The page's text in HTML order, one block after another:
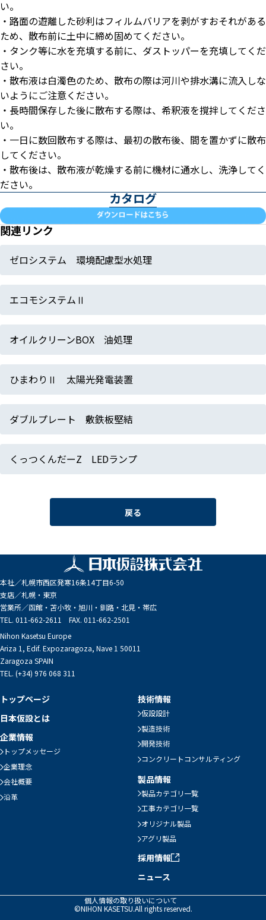
い。
・路面の遊離した砂利はフィルムバリアを剥がすおそれがある
ため、散布前に土中に締め固めてください。
・タンク等に水を充填する前に、ダストッパーを充填してくだ
さい。
・散布液は白濁色のため、散布の際は河川や排水溝に流入しな
いようにご注意ください。
・長時間保存した後に散布する際は、希釈液を撹拌してくださ
い。
・一日に数回散布する際は、最初の散布後、間を置かずに散布
してください。
・散布後は、散布液が乾燥する前に機材に通水し、洗浄してく
ださい。
カタログ
関連リンク
ゼロシステム 環境配慮型水処理
エコモシステムⅡ
オイルクリーンBOX 油処理
ひまわりⅡ 太陽光発電装置
ダブルプレート 敷鉄板堅結
くっつくんだーZ LEDランプ
戻る
本社／札幌市西区発寒16条14丁目6-50
支店／札幌・東京
営業所／函館・苫小牧・旭川・釧路・北見・帯広
TEL. 011-662-2611 FAX. 011-662-2501
Nihon Kasetsu Europe
Ariza 1, Edif. Expozaragoza, Nave 1 50011
Zaragoza SPAIN
TEL. (+34) 976 068 311
トップページ
日本仮設とは
企業情報
トップメッセージ
企業理念
会社概要
沿革
技術情報
仮設設計
製造技術
開発技術
コンクリートコンサルティング
製品情報
製品カテゴリ一覧
工事カテゴリ一覧
オリジナル製品
アグリ製品
採用情報
ニュース
個人情報の取り扱いについて
©NIHON KASETSU.All rights reserved.